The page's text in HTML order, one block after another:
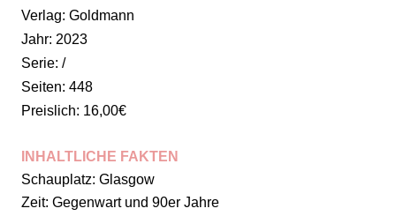
Verlag: Goldmann
Jahr: 2023
Serie: /
Seiten: 448
Preislich: 16,00€
INHALTLICHE FAKTEN
Schauplatz: Glasgow
Zeit: Gegenwart und 90er Jahre